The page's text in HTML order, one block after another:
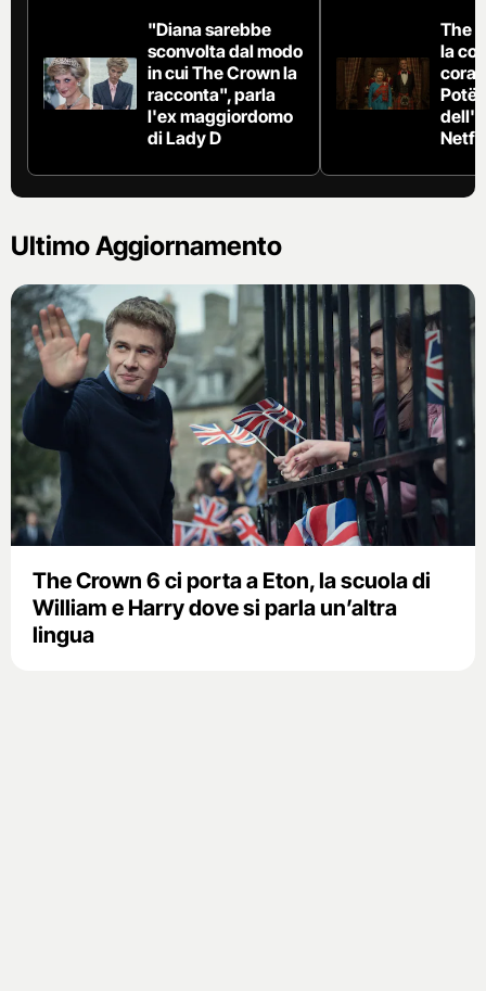
"Diana sarebbe
sconvolta dal modo
in cui The Crown la
racconta", parla
l'ex maggiordomo
di Lady D
The
la
Ultimo Aggiornamento
The Crown 6 ci porta a Eton, la scuola di
William e Harry dove si parla un’altra
lingua